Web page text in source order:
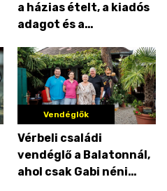
a házias ételt, a kiadós
adagot és a
hévízi Teri Mamánál
keresd
Vendéglők
Vérbeli családi
vendéglő a Balatonnál,
ahol csak Gabi néni